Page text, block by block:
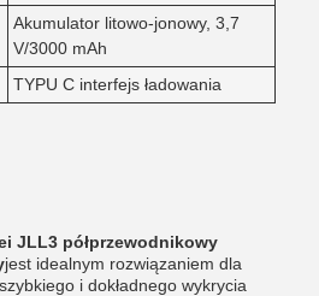
Akumulator litowo-jonowy, 3,7
V/3000 mAh
TYPU C interfejs ładowania
JLL3 półprzewodnikowy
jest idealnym rozwiązaniem dla
i dokładnego wykrycia